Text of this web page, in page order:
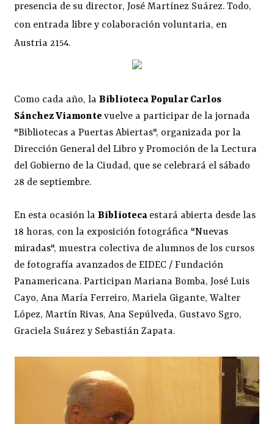
presencia de su director, José Martínez Suárez. Todo,
con entrada libre y colaboración voluntaria, en
Austria 2154.
Como cada año, laBiblioteca Popular Carlos
Sánchez Viamontevuelve a participar de la jornada
"Bibliotecas a Puertas Abiertas", organizada por la
Dirección General del Libro y Promoción de la Lectura
del Gobierno de la Ciudad, que se celebrará el sábado
28 de septiembre.
En esta ocasión laBiblioteca estará abierta desde las
18 horas, con la exposición fotográfica "Nuevas
miradas", muestra colectiva de alumnos de los cursos
de fotografía avanzados de EIDEC / Fundación
Panamericana. Participan Mariana Bomba, José Luis
Cayo, Ana María Ferreiro, Mariela Gigante, Walter
López, Martín Rivas, Ana Sepúlveda, Gustavo Sgro,
Graciela Suárez y Sebastián Zapata.